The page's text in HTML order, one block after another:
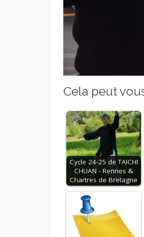
Cela peut
Cycle 24-25 de TAICHI
CHUAN - Rennes &
Chartres de Bretagne